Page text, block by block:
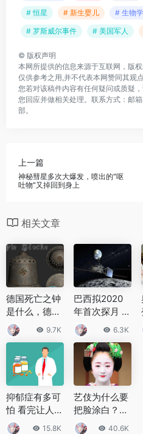
# 恒星
# 新生婴儿 # 生物
# 罗斯威尔事件
# 美国军人
© 版权声明
本网所提供的信息来源于互联网，版
仅供参考之用,并不代表本网赞同其观
您若对该稿件内容有任何疑问或质疑
您回应并做相关处理。联系方式：邮
部。
上一篇
神秘彗星多次大爆发，喷出的“呕
吐物”又掉回到身上
相关文章
德国死亡之钟
是什么，德国
死亡之钟具有
高放射性
9.7K
巴西拟2020
年首次探月 用
纳米卫星研究
空间环境
6.3K
抑郁症有多可
怕 看完让人不
寒而栗：李玟
15.8K
艺伎为什么要
把脸涂白？现
代日本艺伎生
40.6K